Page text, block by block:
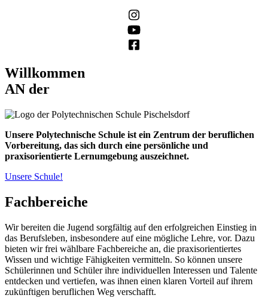
Willkommen
AN der
Unsere Polytechnische Schule ist ein Zentrum der beruflichen
Vorbereitung, das sich durch eine persönliche und
praxisorientierte Lernumgebung auszeichnet.
Unsere Schule!
Fachbereiche
Wir bereiten die Jugend sorgfältig auf den erfolgreichen Einstieg in
das Berufsleben, insbesondere auf eine mögliche Lehre, vor. Dazu
bieten wir frei wählbare Fachbereiche an, die praxisorientiertes
Wissen und wichtige Fähigkeiten vermitteln. So können unsere
Schülerinnen und Schüler ihre individuellen Interessen und Talente
entdecken und vertiefen, was ihnen einen klaren Vorteil auf ihrem
zukünftigen beruflichen Weg verschafft.